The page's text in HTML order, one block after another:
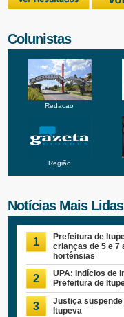
Colunistas
Redacao
Região
Notícias Mais Lidas
1
Prefeitura de
crianças de 5 e 7
hortênsias
2
UPA: Indícios de
Prefeitura de
3
Justiça
Itupeva